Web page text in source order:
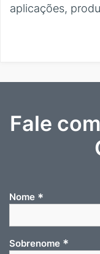
aplicações,
Fale
Nome *
Sobrenome *